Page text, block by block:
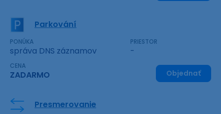
Parkování
PONÚKA
správa DNS záznamov
PRIESTOR
-
CENA
ZADARMO Objednať
Presmerovanie